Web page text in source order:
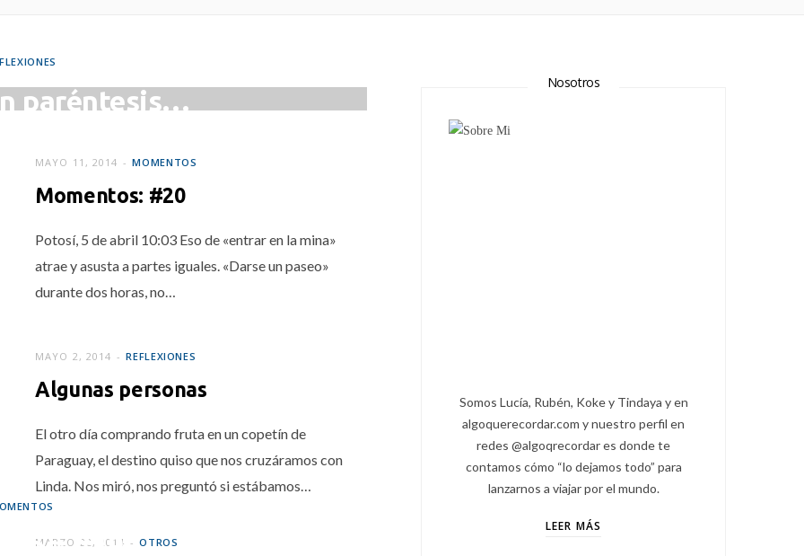
paréntesis…
MOMENTOS
MAYO 11, 2014
Momentos: #20
Potosí, 5 de abril 10:03 Eso de «entrar en la mina»
atrae y asusta a partes iguales. «Darse un paseo»
durante dos horas, no…
REFLEXIONES
MAYO 2, 2014
Algunas personas
El otro día comprando fruta en un copetín de
Paraguay, el destino quiso que nos cruzáramos con
Linda. Nos miró, nos preguntó si estábamos…
#19 OTROS
MARZO 22, 2014
Nosotros
Somos Lucía, Rubén, Koke y Tindaya y en
algoquerecordar.com y nuestro perfil en
redes @algoqrecordar es donde te
contamos cómo “lo dejamos todo” para
lanzarnos a viajar por el mundo.
LEER MÁS